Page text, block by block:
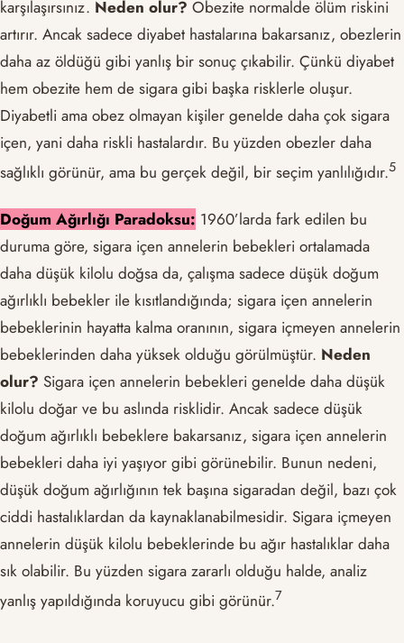
karşılaşırsınız. Neden olur? Obezite normalde ölüm riskini
artırır. Ancak sadece diyabet hastalarına bakarsanız, obezlerin
daha az öldüğü gibi yanlış bir sonuç çıkabilir. Çünkü diyabet
hem obezite hem de sigara gibi başka risklerle oluşur.
Diyabetli ama obez olmayan kişiler genelde daha çok sigara
içen, yani daha riskli hastalardır. Bu yüzden obezler daha
sağlıklı görünür, ama bu gerçek değil, bir seçim yanlılığıdır.​5​
Doğum Ağırlığı Paradoksu: 1960’larda fark edilen bu
duruma göre, sigara içen annelerin bebekleri ortalamada
daha düşük kilolu doğsa da, çalışma sadece düşük doğum
ağırlıklı bebekler ile kısıtlandığında; sigara içen annelerin
bebeklerinin hayatta kalma oranının, sigara içmeyen annelerin
bebeklerinden daha yüksek olduğu görülmüştür. Neden
olur? Sigara içen annelerin bebekleri genelde daha düşük
kilolu doğar ve bu aslında risklidir. Ancak sadece düşük
doğum ağırlıklı bebeklere bakarsanız, sigara içen annelerin
bebekleri daha iyi yaşıyor gibi görünebilir. Bunun nedeni,
düşük doğum ağırlığının tek başına sigaradan değil, bazı çok
ciddi hastalıklardan da kaynaklanabilmesidir. Sigara içmeyen
annelerin düşük kilolu bebeklerinde bu ağır hastalıklar daha
sık olabilir. Bu yüzden sigara zararlı olduğu halde, analiz
yanlış yapıldığında koruyucu gibi görünür.​7​